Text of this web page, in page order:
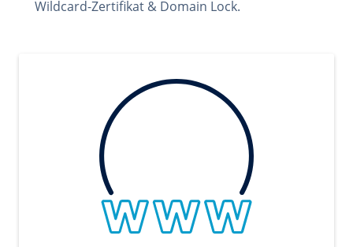
Wildcard-Zertifikat & Domain Lock.